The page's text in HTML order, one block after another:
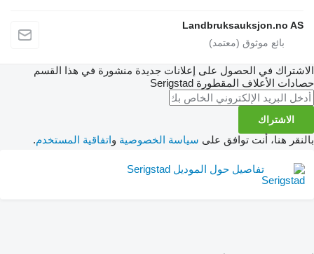
Landbruksauksjon.no AS
الاشتراك في الحصول على إعلانات جديدة منشورة في هذا القسم
حصادات الأعلاف المقطورة Serigstad
الاشتراك
بالنقر هنا، أنت توافق على سياسة الخصوصية واتفاقية المستخدم.
تفاصيل حول الموديل Serigstad